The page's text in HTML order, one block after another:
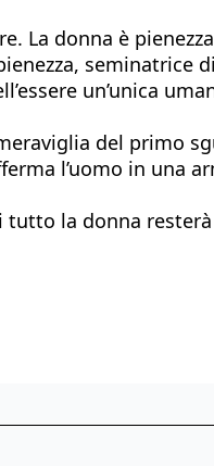
La donna è
un’unica
del primo
l’uomo in una
la donna resterà